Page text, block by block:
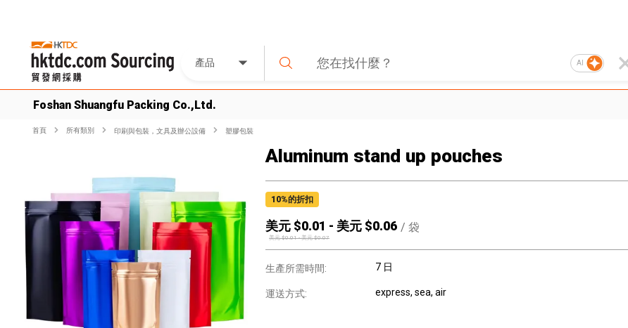
產品 AI
Foshan Shuangfu Packing Co.,Ltd.
首頁 所有類別 印刷與包裝，文具及辦公設備 塑膠包裝
Aluminum stand up pouches
10%的折扣
美元 $0.01 - 美元 $0.06 / 袋
美元 $0.01-美元 $0.07
生產所需時間: 7 日
運送方式: express, sea, air